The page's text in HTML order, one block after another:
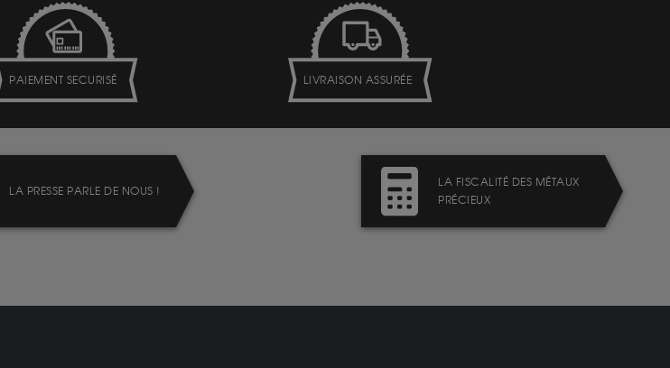
PAIEMENT SECURISÉ LIVRAISON ASSURÉE
LA PRESSE PARLE DE NOUS !
LA FISCALITÉ DES MÉTAUX
PRÉCIEUX